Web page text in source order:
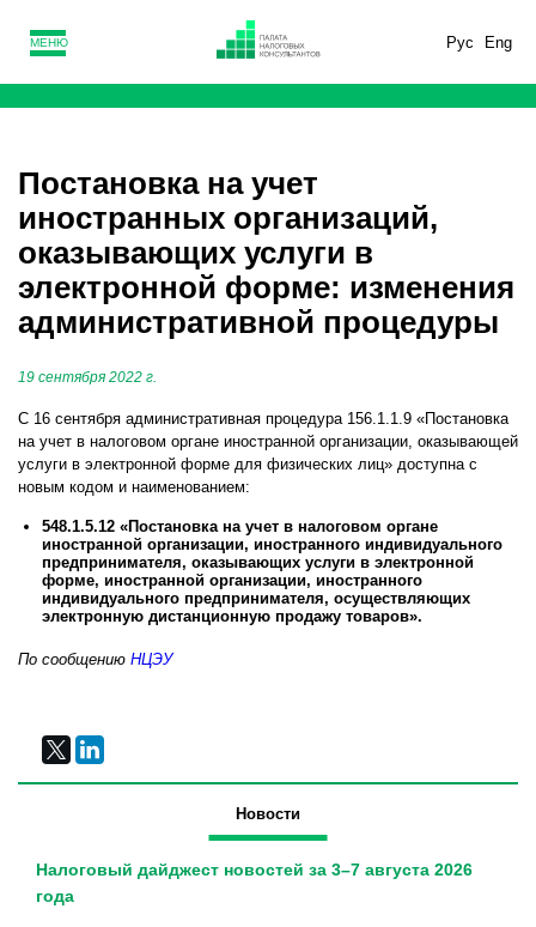
Рус Eng
МЕНЮ
Постановка на учет
иностранных организаций,
оказывающих услуги в
электронной форме: изменения
административной процедуры
19 сентября 2022 г.
С 16 сентября административная процедура 156.1.1.9 «Постановка
на учет в налоговом органе иностранной организации, оказывающей
услуги в электронной форме для физических лиц» доступна с
новым кодом и наименованием:
548.1.5.12 «Постановка на учет в налоговом органе
иностранной организации, иностранного индивидуального
предпринимателя, оказывающих услуги в электронной
форме, иностранной организации, иностранного
индивидуального предпринимателя, осуществляющих
электронную дистанционную продажу товаров».
По сообщению НЦЭУ
Новости
Налоговый дайджест новостей за 3–7 августа 2026
года